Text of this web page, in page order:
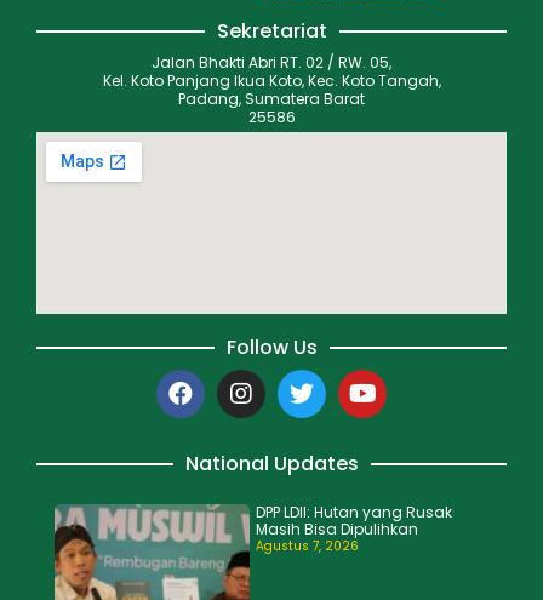
Sekretariat
Jalan Bhakti Abri RT. 02 / RW. 05,
Kel. Koto Panjang Ikua Koto, Kec. Koto Tangah,
Padang, Sumatera Barat
25586
Follow Us
National Updates
DPP LDII: Hutan yang Rusak
Masih Bisa Dipulihkan
Agustus 7, 2026